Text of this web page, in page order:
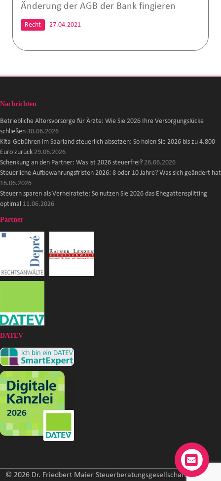
Änderung der AGB der Bank fingieren
Recht 27.04.2021
Nachrichten
Betriebliche Altersvorsorge für Ärzte: Wie Sie 2026 Ihre Versorgungslücke
schließen 30.06.2026
Kita-Gebühren im Saarland steuerlich absetzen: So holen Sie 2026 bis zu 4.800
Euro zurück 29.06.2026
Schenkung an den Partner: Was ist 2026 steuerfrei? 26.06.2026
Steuerliche Aufbewahrungsfristen 2026: 8 oder 10 Jahre? Was sich geändert hat
16.06.2026
Steuern sparen als Verheiratete: So nutzen Sie 2026 das Ehegattensplitting
optimal 11.06.2026
Partner
DATEV
© 2026 Dr. Friedbert Maier Steuerberatungsgesellschaft mbH. All